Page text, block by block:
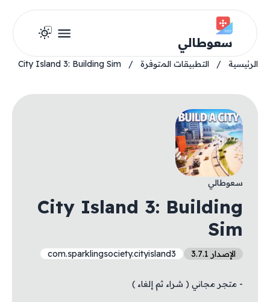
سعوطالي
الرئيسية / التطبيقات المتوفرة /
City Island 3: Building Sim
سعوطالي
City Island 3: Building
Sim
الإصدار 3.7.1 com.sparklingsociety.cityisland3
- متجر مجاني ( شراء ثم إلغاء )